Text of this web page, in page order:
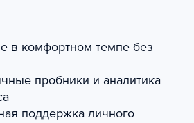
в комфортном темпе без
пробники и аналитика
поддержка личного